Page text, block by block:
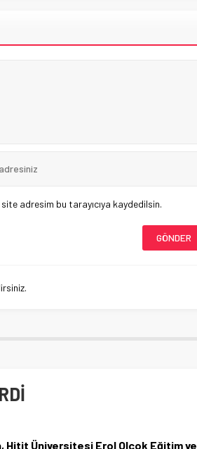
adresim bu tarayıcıya kaydedilsin.
Hitit Üniversitesi Erol Olçok Eğitim ve